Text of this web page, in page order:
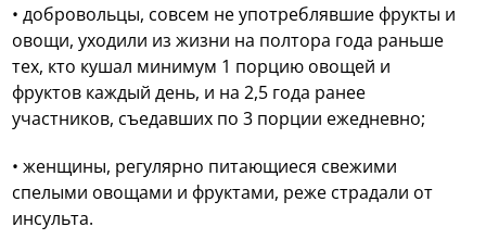
• добровольцы, совсем не употреблявшие фрукты и
овощи, уходили из жизни на полтора года раньше
тех, кто кушал минимум 1 порцию овощей и
фруктов каждый день, и на 2,5 года ранее
участников, съедавших по 3 порции ежедневно;
• женщины, регулярно питающиеся свежими
спелыми овощами и фруктами, реже страдали от
инсульта.